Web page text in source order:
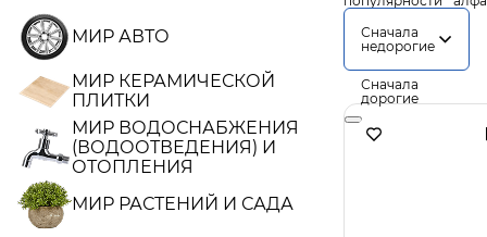
МИР АВТО
МИР КЕРАМИЧЕСКОЙ
ПЛИТКИ
МИР ВОДОСНАБЖЕНИЯ
(ВОДООТВЕДЕНИЯ) И
ОТОПЛЕНИЯ
МИР РАСТЕНИЙ И САДА
Сначала
недорогие
Сначала
дорогие